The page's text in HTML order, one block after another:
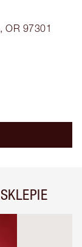
OR 97301